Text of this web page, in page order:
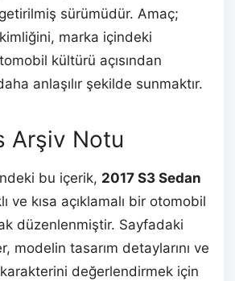
sürümüdür. Amaç;
marka içindeki
kültürü açısından
anlaşılır şekilde sunmaktır.
Arşiv Notu
bu içerik, 2017 S3 Sedan
ve kısa açıklamalı bir otomobil
düzenlenmiştir. Sayfadaki
modelin tasarım detaylarını ve
değerlendirmek için